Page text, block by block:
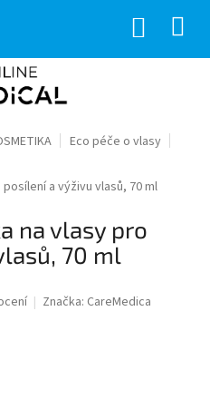
Eco péče o vlasy
a výživu vlasů, 70 ml
na vlasy pro
70 ml
Značka: CareMedica